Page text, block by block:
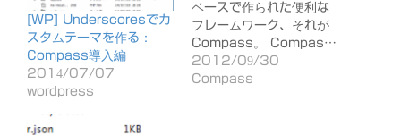
[WP] Underscoresでカ
スタムテーマを作る：
Compass導入編
2014/07/07
wordpress
ベースで作られた便利な
フレームワーク、それが
Compass。 Compas…
2012/09/30
Compass